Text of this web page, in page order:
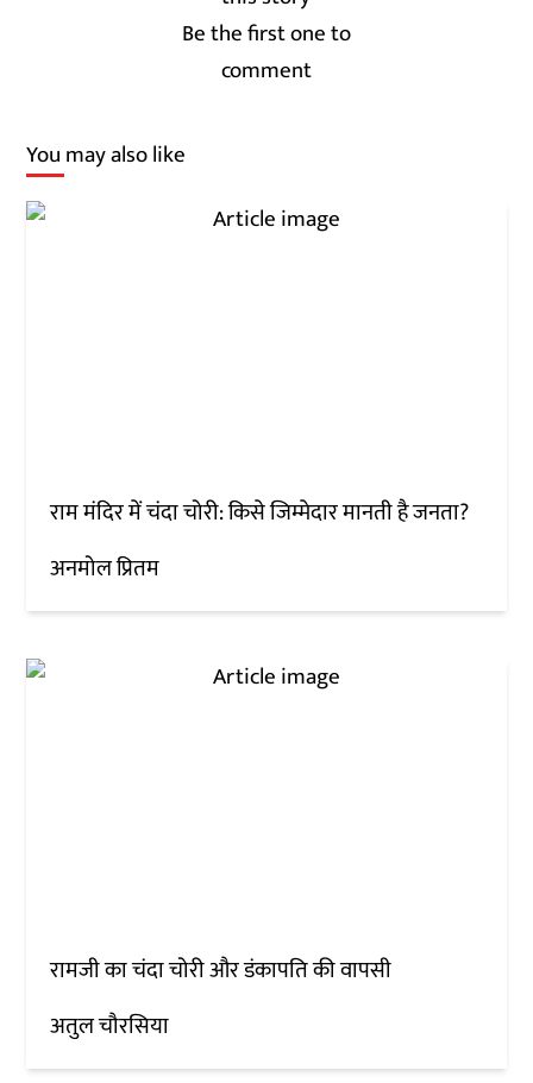
Be the first one to
comment
You may also like
राम मंदिर में चंदा चोरी: किसे जिम्मेदार मानती है जनता?
अनमोल प्रितम
रामजी का चंदा चोरी और डंकापति की वापसी
अतुल चौरसिया